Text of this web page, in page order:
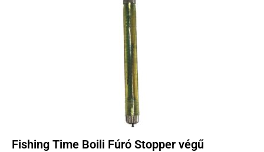
Fishing Time Boili Fúró Stopper végű